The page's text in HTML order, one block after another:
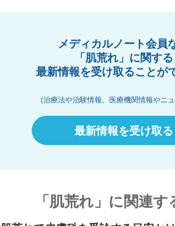
メディカルノート会員
「肌荒れ」に関する
最新情報を受け取ることが
(治療法や治験情報、医療機関情報やニ
最新情報を受け取る
「肌荒れ」に関連す